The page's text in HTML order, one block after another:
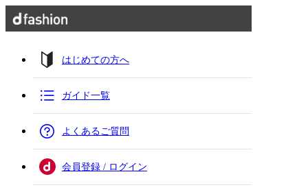
はじめての方へ
ガイド一覧
よくあるご質問
会員登録 / ログイン